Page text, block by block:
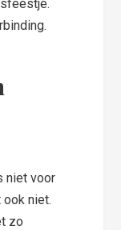
niet voor
niet.
zo